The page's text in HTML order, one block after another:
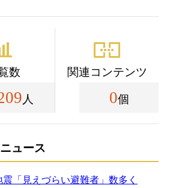
数
人
関連コンテンツ
0個
ュース
震「見えづらい避難者」数多く